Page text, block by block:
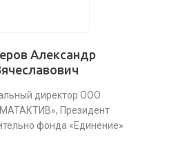
Александр
директор ООО
Президент
фонда «Единение»